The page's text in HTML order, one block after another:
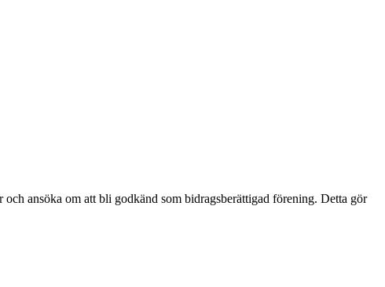
ansöka om att bli godkänd som bidragsberättigad förening. Detta gör